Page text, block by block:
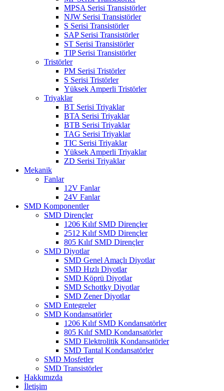
MPSA Serisi Transistörler
NJW Serisi Transistörler
S Serisi Transistörler
SAP Serisi Transistörler
ST Serisi Transistörler
TIP Serisi Transistörler
Tristörler
PM Serisi Tristörler
S Serisi Tristörler
Yüksek Amperli Tristörler
Triyaklar
BT Serisi Triyaklar
BTA Serisi Triyaklar
BTB Serisi Triyaklar
TAG Serisi Triyaklar
TIC Serisi Triyaklar
Yüksek Amperli Triyaklar
ZD Serisi Triyaklar
Mekanik
Fanlar
12V Fanlar
24V Fanlar
SMD Komponentler
SMD Dirençler
1206 Kılıf SMD Dirençler
2512 Kılıf SMD Dirençler
805 Kılıf SMD Dirençler
SMD Diyotlar
SMD Genel Amaçlı Diyotlar
SMD Hızlı Diyotlar
SMD Köprü Diyotlar
SMD Schottky Diyotlar
SMD Zener Diyotlar
SMD Entegreler
SMD Kondansatörler
1206 Kılıf SMD Kondansatörler
805 Kılıf SMD Kondansatörler
SMD Elektrolitik Kondansatörler
SMD Tantal Kondansatörler
SMD Mosfetler
SMD Transistörler
Hakkımızda
İletişim